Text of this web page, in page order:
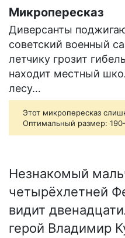
Микропересказ
Диверсанты
советский военный
летчику грозит
находит местный
лесу…
Этот микропересказ
Оптимальный размер:
Незнакомый
четырёхлетней
видит
герой Владимир